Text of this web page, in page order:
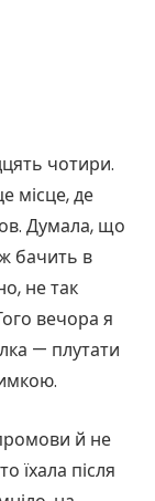
чотири.
місце, де
Думала, що
ж бачить в
не так
вечора я
— плутати
й не
їхала після